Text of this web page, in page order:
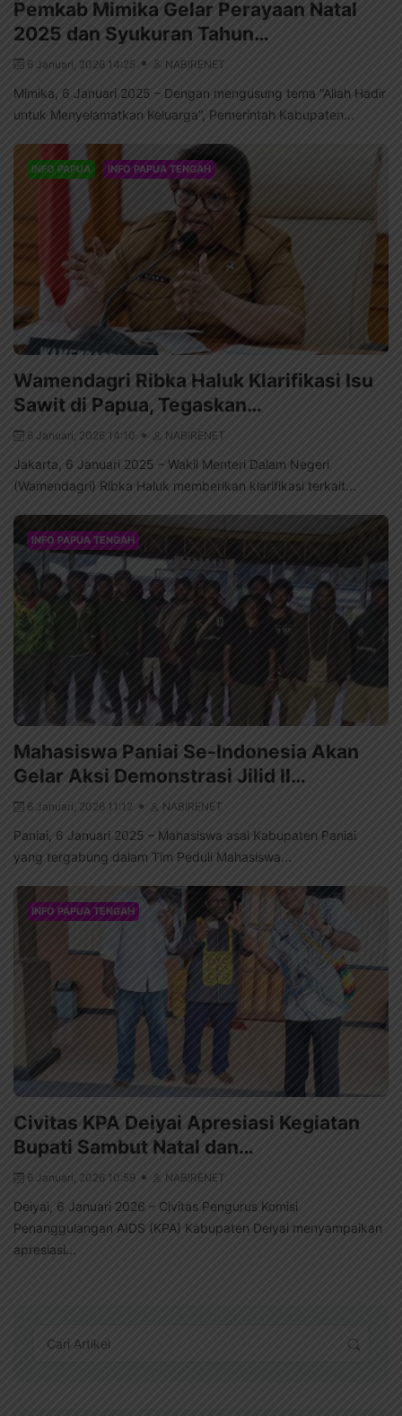
Pemkab Mimika Gelar Perayaan Natal
2025 dan Syukuran Tahun…
6 Januari, 2026 14:25 NABIRENET
Mimika, 6 Januari 2025 – Dengan mengusung tema “Allah Hadir
untuk Menyelamatkan Keluarga”, Pemerintah Kabupaten...
INFO PAPUA INFO PAPUA TENGAH
Wamendagri Ribka Haluk Klarifikasi Isu
Sawit di Papua, Tegaskan…
6 Januari, 2026 14:10 NABIRENET
Jakarta, 6 Januari 2025 – Wakil Menteri Dalam Negeri
(Wamendagri) Ribka Haluk memberikan klarifikasi terkait...
INFO PAPUA TENGAH
Mahasiswa Paniai Se-Indonesia Akan
Gelar Aksi Demonstrasi Jilid II…
6 Januari, 2026 11:12 NABIRENET
Paniai, 6 Januari 2025 – Mahasiswa asal Kabupaten Paniai
yang tergabung dalam Tim Peduli Mahasiswa...
INFO PAPUA TENGAH
Civitas KPA Deiyai Apresiasi Kegiatan
Bupati Sambut Natal dan…
6 Januari, 2026 10:59 NABIRENET
Deiyai, 6 Januari 2026 – Civitas Pengurus Komisi
Penanggulangan AIDS (KPA) Kabupaten Deiyai menyampaikan
apresiasi...